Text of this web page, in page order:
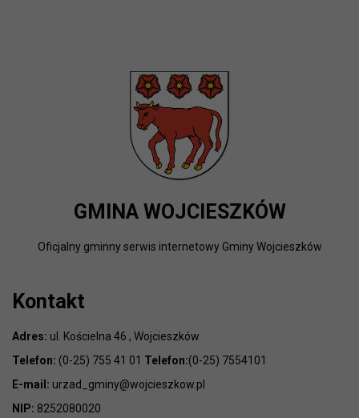
GMINA WOJCIESZKÓW
Oficjalny gminny serwis internetowy Gminy Wojcieszków
Kontakt
Adres: ul. Kościelna 46 , Wojcieszków
Telefon: (0-25) 755 41 01 Telefon:(0-25) 7554101
E-mail: urzad_gminy@wojcieszkow.pl
NIP: 8252080020